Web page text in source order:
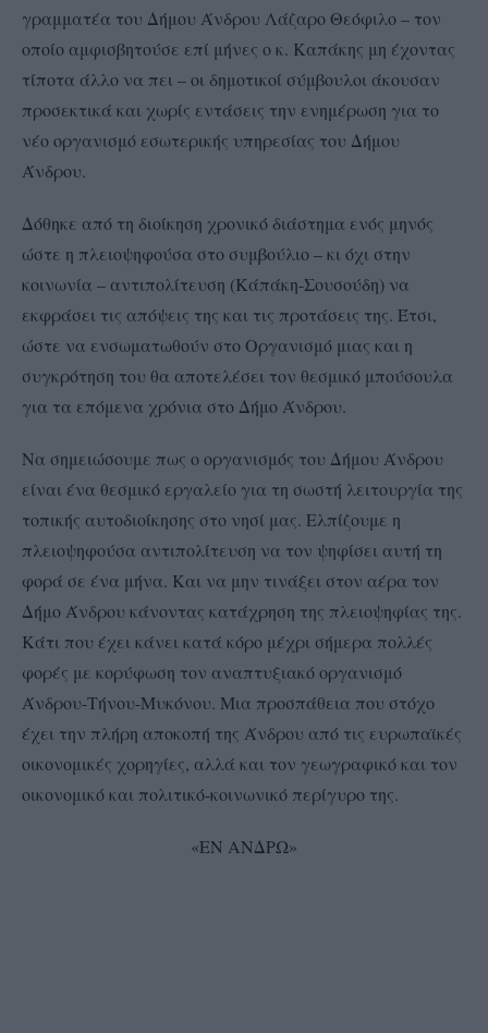
γραμματέα του Δήμου Άνδρου Λάζαρο Θεόφιλο – τον
οποίο αμφισβητούσε επί μήνες ο κ. Καπάκης μη έχοντας
τίποτα άλλο να πει – οι δημοτικοί σύμβουλοι άκουσαν
προσεκτικά και χωρίς εντάσεις την ενημέρωση για το
νέο οργανισμό εσωτερικής υπηρεσίας του Δήμου
Άνδρου.
Δόθηκε από τη διοίκηση χρονικό διάστημα ενός μηνός
ώστε η πλειοψηφούσα στο συμβούλιο – κι όχι στην
κοινωνία – αντιπολίτευση (Κάπάκη-Σουσούδη) να
εκφράσει τις απόψεις της και τις προτάσεις της. Έτσι,
ώστε να ενσωματωθούν στο Οργανισμό μιας και η
συγκρότηση του θα αποτελέσει τον θεσμικό μπούσουλα
για τα επόμενα χρόνια στο Δήμο Άνδρου.
Να σημειώσουμε πως ο οργανισμός του Δήμου Άνδρου
είναι ένα θεσμικό εργαλείο για τη σωστή λειτουργία της
τοπικής αυτοδιοίκησης στο νησί μας. Ελπίζουμε η
πλειοψηφούσα αντιπολίτευση να τον ψηφίσει αυτή τη
φορά σε ένα μήνα. Και να μην τινάξει στον αέρα τον
Δήμο Άνδρου κάνοντας κατάχρηση της πλειοψηφίας της.
Κάτι που έχει κάνει κατά κόρο μέχρι σήμερα πολλές
φορές με κορύφωση τον αναπτυξιακό οργανισμό
Άνδρου-Τήνου-Μυκόνου. Μια προσπάθεια που στόχο
έχει την πλήρη αποκοπή της Άνδρου από τις ευρωπαϊκές
οικονομικές χορηγίες, αλλά και τον γεωγραφικό και τον
οικονομικό και πολιτικό-κοινωνικό περίγυρο της.
«ΕΝ ΑΝΔΡΩ»